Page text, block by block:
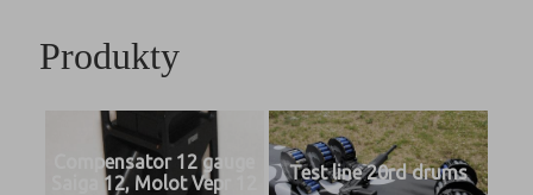
Produkty
Compensator 12 gauge
Saiga 12, Molot Vepr 12
Test line 20rd drums